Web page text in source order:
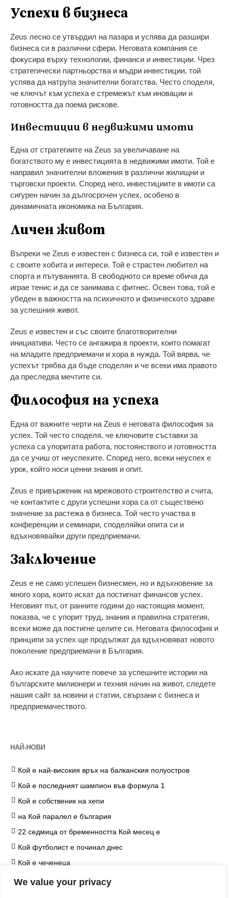
We value your privacy
Успехи в бизнеса
Zeus лесно се утвърдил на пазара и успява да разшири
бизнеса си в различни сфери. Неговата компания се
фокусира върху технологии, финанси и инвестиции. Чрез
стратегически партньорства и мъдри инвестиции, той
успява да натрупа значителни богатства. Често споделя,
че ключът към успеха е стремежът към иновации и
готовността да поема рискове.
Инвестиции в недвижими имоти
Една от стратегиите на Zeus за увеличаване на
богатството му е инвестицията в недвижими имоти. Той е
направил значителни вложения в различни жилищни и
търговски проекти. Според него, инвестициите в имоти са
сигурен начин за дългосрочен успех, особено в
динамичната икономика на България.
Личен живот
Въпреки че Zeus е известен с бизнеса си, той е известен и
с своите хобита и интереси. Той е страстен любител на
спорта и пътуванията. В свободното си време обича да
играе тенис и да се занимава с фитнес. Освен това, той е
убеден в важността на психичното и физическото здраве
за успешния живот.
Zeus е известен и със своите благотворителни
инициативи. Често се ангажира в проекти, които помагат
на младите предприемачи и хора в нужда. Той вярва, че
успехът трябва да бъде споделян и че всеки има правото
да преследва мечтите си.
Философия на успеха
Една от важните черти на Zeus е неговата философия за
успех. Той често споделя, че ключовите съставки за
успеха са упоритата работа, постоянството и готовността
да се учиш от неуспехите. Според него, всеки неуспех е
урок, който носи ценни знания и опит.
Zeus е привърженик на мрежовото строителство и счита,
че контактите с други успешни хора са от съществено
значение за растежа в бизнеса. Той често участва в
конференции и семинари, споделяйки опита си и
вдъхновявайки други предприемачи.
Заключение
Zeus е не само успешен бизнесмен, но и вдъхновение за
много хора, които искат да постигнат финансов успех.
Неговият път, от ранните години до настоящия момент,
показва, че с упорит труд, знания и правилна стратегия,
всеки може да постигне целите си. Неговата философия и
принципи за успех ще продължат да вдъхновяват новото
поколение предприемачи в България.
Ако искате да научите повече за успешните истории на
българските милионери и техния начин на живот, следете
нашия сайт за новини и статии, свързани с бизнеса и
предприемачеството.
НАЙ-НОВИ
Кой е най-високия връх на балканския полуостров
Кой е последният шампион във формула 1
Кой е собственик на хепи
на Кой паралел е българия
22 седмица от бременността Кой месец е
Кой футболист е починал днес
Кой е чеченеца
на Кой козметичен продукт чърчил не е наложил
ограничение